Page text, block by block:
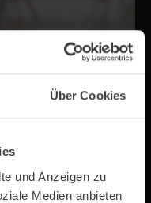
Über Cookies
und Anzeigen zu
Medien anbieten
der AP50 direkt